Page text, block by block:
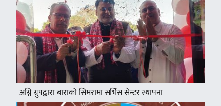
अग्नि ग्रुपद्वारा बाराको सिमरामा सर्भिस सेन्टर स्थापना